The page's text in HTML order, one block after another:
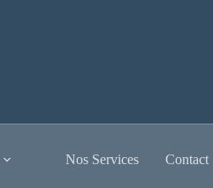
Nos Services Contact